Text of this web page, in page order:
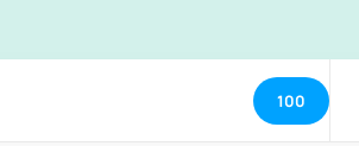
100